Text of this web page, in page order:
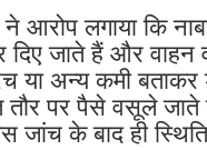
ने आरोप लगाया कि
दिए जाते हैं और
या अन्य कमी बताकर
पर पैसे वसूले जाते
जांच के बाद ही स्थिति